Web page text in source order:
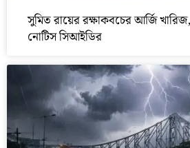
সুমিত রায়ের রক্ষাকবচের আর্জি
নোটিস সিআইডির